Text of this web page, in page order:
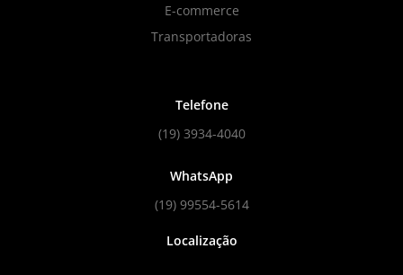
E-commerce
Transportadoras
Telefone
(19) 3934-4040
WhatsApp
(19) 99554-5614
Localização